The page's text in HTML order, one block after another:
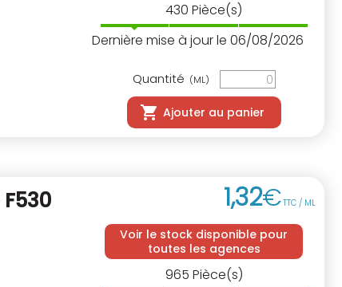
430 Pièce(s)
Dernière mise à jour le 06/08/2026
Quantité (ML)
Ajouter au panier
F530 1,32€TTC / ML
Voir le stock disponible pour
toutes les agences
965 Pièce(s)